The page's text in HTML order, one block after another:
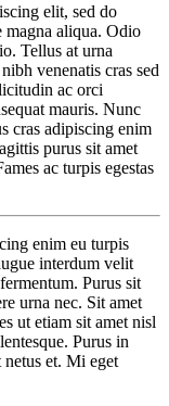
elit, sed do
magna aliqua. Odio
Tellus at urna
venenatis cras sed
ac orci
mauris. Nunc
cras adipiscing enim
purus sit amet
ac turpis egestas
enim eu turpis
interdum velit
Purus sit
urna nec. Sit amet
ut etiam sit amet nisl
Purus in
netus et. Mi eget